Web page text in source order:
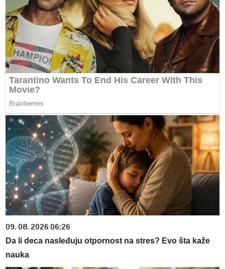
09. 08. 2026 06:26
Da li deca nasleđuju otpornost na stres? Evo šta kaže
nauka